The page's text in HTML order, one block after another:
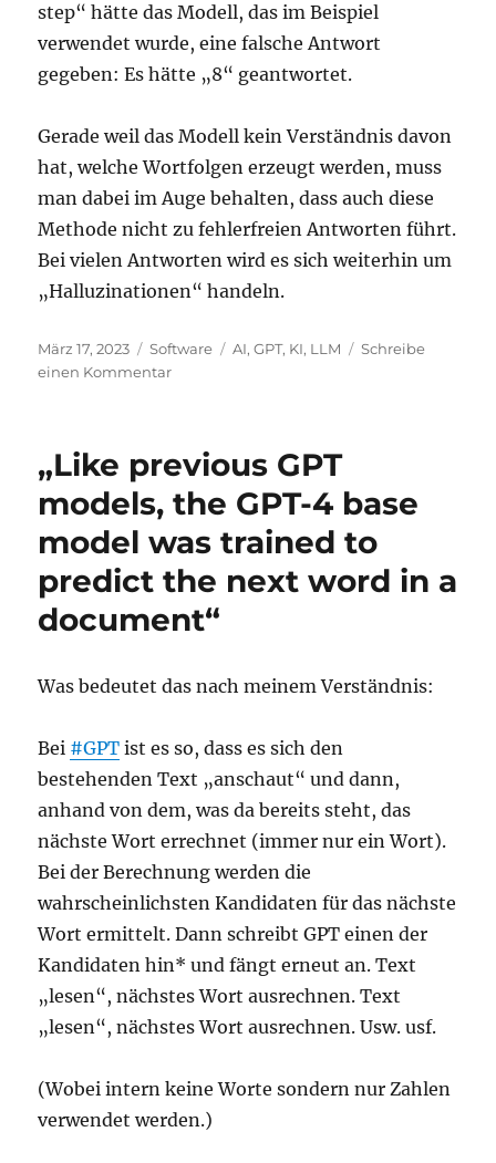
step“ hätte das Modell, das im Beispiel
verwendet wurde, eine falsche Antwort
gegeben: Es hätte „8“ geantwortet.
Gerade weil das Modell kein Verständnis davon
hat, welche Wortfolgen erzeugt werden, muss
man dabei im Auge behalten, dass auch diese
Methode nicht zu fehlerfreien Antworten führt.
Bei vielen Antworten wird es sich weiterhin um
„Halluzinationen“ handeln.
Veröffentlicht
am
März 17, 2023 Kategorien
Software Schlagwörter
AI,GPT, KI, LLM
Schreibe
einen Kommentarzu
thought
„Like previous GPT
models, the GPT-4 base
model was trained to
predict the next word in a
document“
Was bedeutet das nach meinem Verständnis:
Bei #GPT ist es so, dass es sich den
bestehenden Text „anschaut“ und dann,
anhand von dem, was da bereits steht, das
nächste Wort errechnet (immer nur ein Wort).
Bei der Berechnung werden die
wahrscheinlichsten Kandidaten für das nächste
Wort ermittelt. Dann schreibt GPT einen der
Kandidaten hin* und fängt erneut an. Text
„lesen“, nächstes Wort ausrechnen. Text
„lesen“, nächstes Wort ausrechnen. Usw. usf.
(Wobei intern keine Worte sondern nur Zahlen
verwendet werden.)